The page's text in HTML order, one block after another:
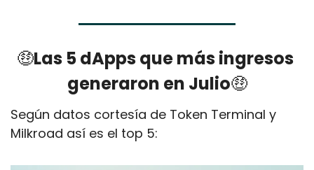
🤑Las 5 dApps que más ingresos
generaron en Julio🤑
Según datos cortesía de Token Terminal y
Milkroad así es el top 5: